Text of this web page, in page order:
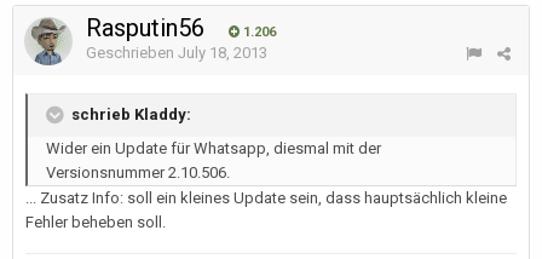
Rasputin56 1.206
Geschrieben July 18, 2013
schrieb Kladdy:
Wider ein Update für Whatsapp, diesmal mit der
Versionsnummer 2.10.506.
... Zusatz Info: soll ein kleines Update sein, dass hauptsächlich kleine
Fehler beheben soll.